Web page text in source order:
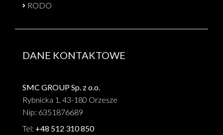
RODO
DANE KONTAKTOWE
SMC GROUP Sp. z o.o.
Rybnicka 1, 43-180 Orzesze
Nip: 6351876689
Tel: +48 512 310 850